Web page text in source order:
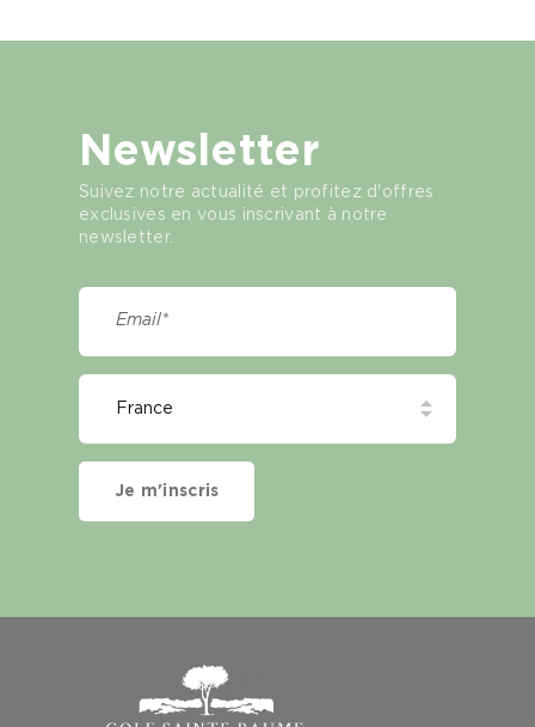
Newsletter
Suivez notre actualité et profitez d'offres
exclusives en vous inscrivant à notre
newsletter.
Je m'inscris